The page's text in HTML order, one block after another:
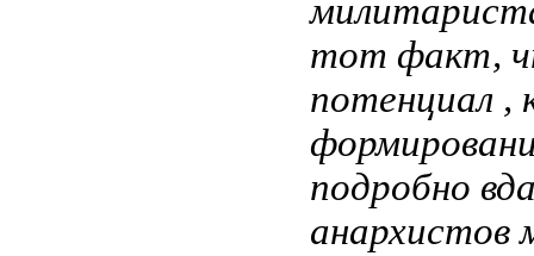
тот факт,
потенциал ,
подробно
анархистов